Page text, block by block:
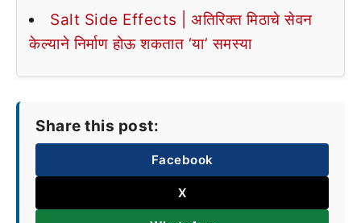
Salt Side Effects | अतिरिक्त मिठाचे सेवन
केल्याने निर्माण होऊ शकतात ‘या’ समस्या
Share this post:
Facebook
X